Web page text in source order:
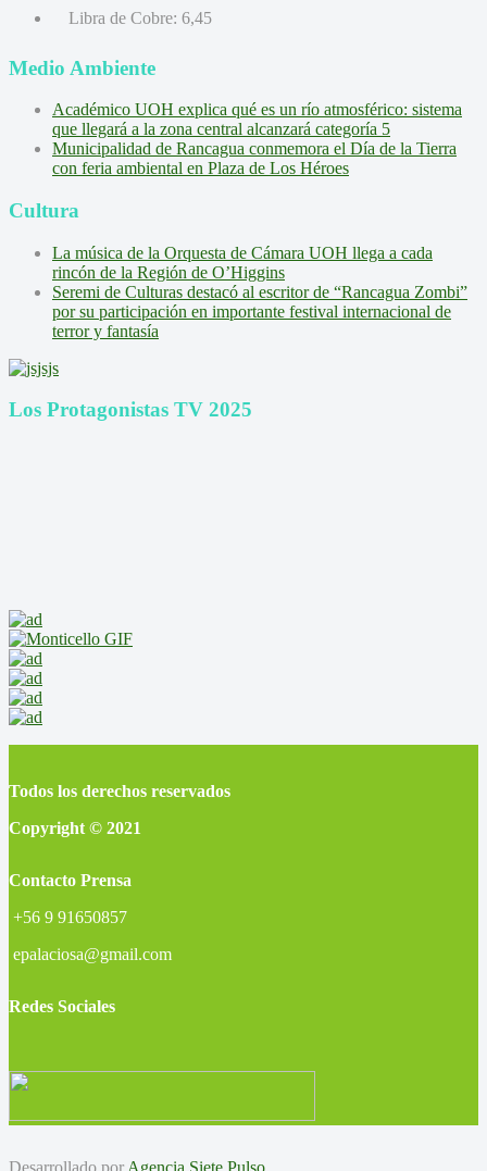
Libra de Cobre: 6,45
Medio Ambiente
Académico UOH explica qué es un río atmosférico: sistema
que llegará a la zona central alcanzará categoría 5
Municipalidad de Rancagua conmemora el Día de la Tierra
con feria ambiental en Plaza de Los Héroes
Cultura
La música de la Orquesta de Cámara UOH llega a cada
rincón de la Región de O’Higgins
Seremi de Culturas destacó al escritor de “Rancagua Zombi”
por su participación en importante festival internacional de
terror y fantasía
Los Protagonistas TV 2025
Todos los derechos reservados
Copyright © 2021
Contacto Prensa
+56 9 91650857
epalaciosa@gmail.com
Redes Sociales